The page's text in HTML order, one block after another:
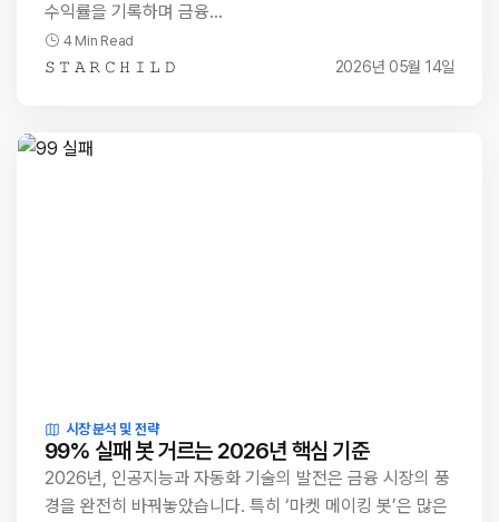
수익률을 기록하며 금융…
4 Min Read
𝚂 𝚃 𝙰 𝚁 𝙲 𝙷 𝙸 𝙻 𝙳 2026년 05월 14일
시장 분석 및 전략
99% 실패 봇 거르는 2026년 핵심 기준
2026년, 인공지능과 자동화 기술의 발전은 금융 시장의 풍
경을 완전히 바꿔놓았습니다. 특히 ‘마켓 메이킹 봇’은 많은